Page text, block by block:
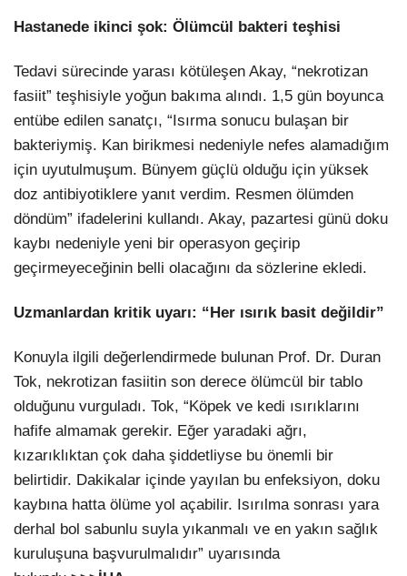
Hastanede ikinci şok: Ölümcül bakteri teşhisi
Tedavi sürecinde yarası kötüleşen Akay, “nekrotizan
fasiit” teşhisiyle yoğun bakıma alındı. 1,5 gün boyunca
entübe edilen sanatçı, “Isırma sonucu bulaşan bir
bakteriymiş. Kan birikmesi nedeniyle nefes alamadığım
için uyutulmuşum. Bünyem güçlü olduğu için yüksek
doz antibiyotiklere yanıt verdim. Resmen ölümden
döndüm” ifadelerini kullandı. Akay, pazartesi günü doku
kaybı nedeniyle yeni bir operasyon geçirip
geçirmeyeceğinin belli olacağını da sözlerine ekledi.
Uzmanlardan kritik uyarı: “Her ısırık basit değildir”
Konuyla ilgili değerlendirmede bulunan Prof. Dr. Duran
Tok, nekrotizan fasiitin son derece ölümcül bir tablo
olduğunu vurguladı. Tok, “Köpek ve kedi ısırıklarını
hafife almamak gerekir. Eğer yaradaki ağrı,
kızarıklıktan çok daha şiddetliyse bu önemli bir
belirtidir. Dakikalar içinde yayılan bu enfeksiyon, doku
kaybına hatta ölüme yol açabilir. Isırılma sonrası yara
derhal bol sabunlu suyla yıkanmalı ve en yakın sağlık
kuruluşuna başvurulmalıdır” uyarısında